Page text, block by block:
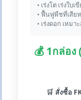
• เร่งโต เร่งใบเ
• ฟื้นฟูพืชที่เสีย
• เร่งดอก เหม
💰 1กล่อง
🛒 สั่งซื้อ